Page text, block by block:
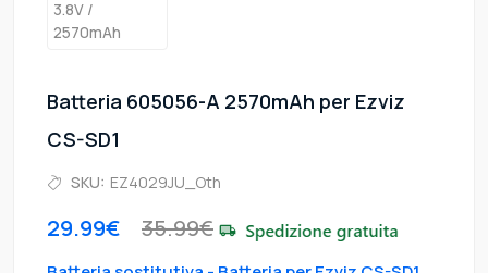
Batteria 605056-A 2570mAh per Ezviz
CS-SD1
SKU: EZ4029JU_Oth
29.99€ 35.99€